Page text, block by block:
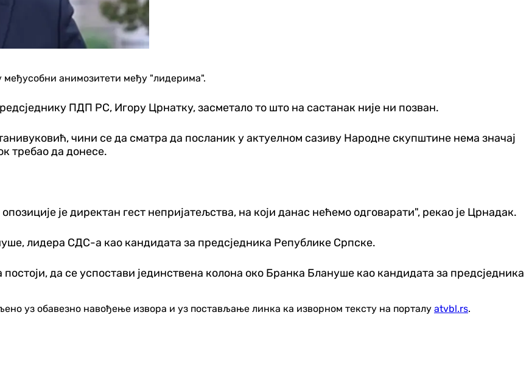
анимозитети међу "лидерима".
ПДП РС, Игору Црнатку, засметало то што на састанак није ни позван.
чини се да сматра да посланик у актуелном сазиву Народне скупштине нема значај
требао да донесе.
је директан гест непријатељства, на који данас нећемо одговарати", рекао је Црнадак.
лидера СДС-а као кандидата за предсједника Републике Српске.
да се успостави јединствена колона око Бранка Блануше као кандидата за предсједника
уз обавезно навођење извора и уз постављање линка ка изворном тексту на порталу atvbl.rs.